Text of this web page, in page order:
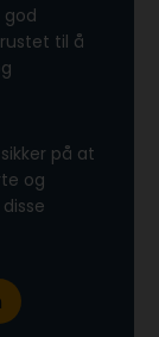
god
til å
på at
og